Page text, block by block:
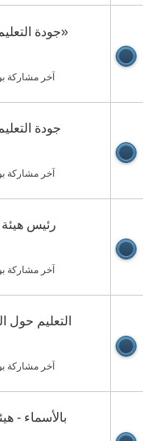
«جودة
آخر مشاركة
جودة
آخر مشاركة
آخر مشاركة
التعليم حول
آخر مشاركة
بالأسماء -